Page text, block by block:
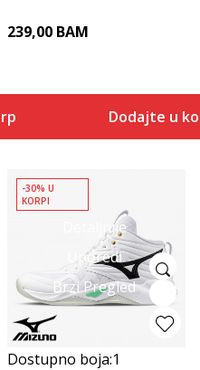
239,00 BAM
Dodajte u
Detaljnije
Uporedi
Brzi Pregled
-30% U
KORPI
Dostupno boja:1